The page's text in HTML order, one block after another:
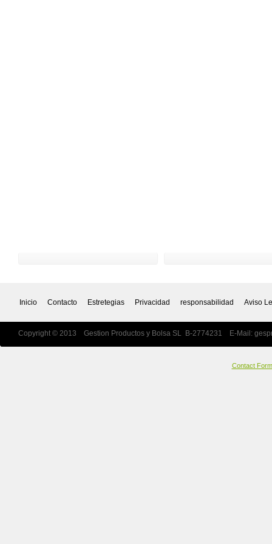
Inicio Contacto Estretegias Privacidad responsabilidad Aviso
Copyright © 2013 Gestion Productos y Bolsa SL B-2774231 E-Mail:
Contact Form